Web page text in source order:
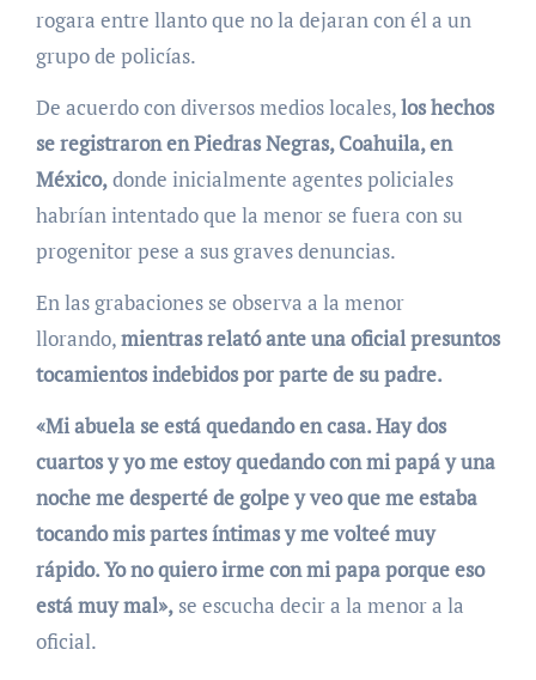
rogara entre llanto que no la dejaran con él a un
grupo de policías.
De acuerdo con diversos medios locales,los hechos
se registraron en Piedras Negras, Coahuila, en
México,donde inicialmente agentes policiales
habrían intentado que la menor se fuera con su
progenitor pese a sus graves denuncias.
En las grabaciones se observa a la menor
llorando,mientras relató ante una oficial presuntos
tocamientos indebidos por parte de su padre.
«Mi abuela se está quedando en casa. Hay dos
cuartos y yo me estoy quedando con mi papá y una
noche me desperté de golpe y veo que me estaba
tocando mis partes íntimas y me volteé muy
rápido. Yo no quiero irme con mi papa porque eso
está muy mal»,se escucha decir a la menor a la
oficial.